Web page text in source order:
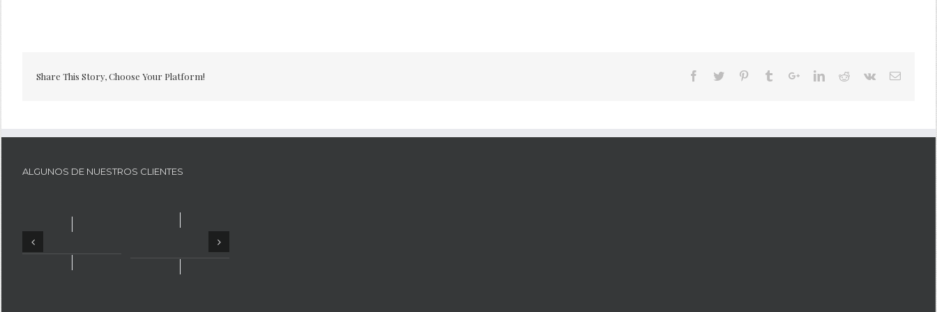
Share This Story, Choose Your Platform!
ALGUNOS DE NUESTROS CLIENTES